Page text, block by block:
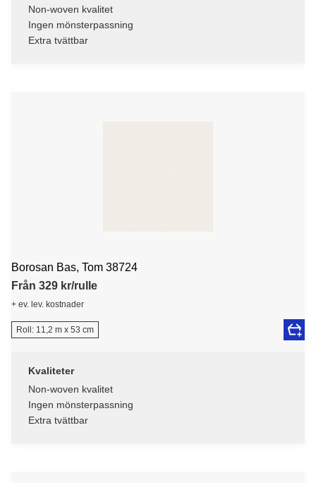
Non-woven kvalitet
Ingen mönsterpassning
Extra tvättbar
Borosan Bas, Tom 38724
Från 329 kr/rulle
+ ev. lev. kostnader
Roll: 11,2 m x 53 cm
Kvaliteter
Non-woven kvalitet
Ingen mönsterpassning
Extra tvättbar